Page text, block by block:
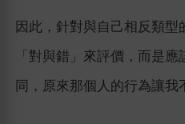
因此，針對與自己相反類型
「對與錯」來評價，而是
同，原來那個人的行為讓我